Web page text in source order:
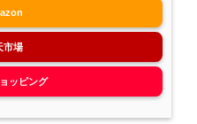
市場
ッピング